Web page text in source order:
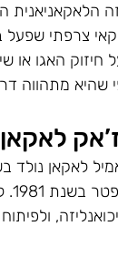
הלאקאניאנית
חיזוק האגו או
שהיא מתהווה
1901 בצרפת, שנה בלבד לאחר פרסום ספרו
,